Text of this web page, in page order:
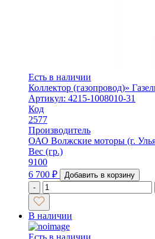
Есть в наличии
Коллектор (газопровод)»
Артикул: 4215-1008010-31
Код
2577
Производитель
ОАО Волжские моторы (г.
Вес (гр.)
9100
6 700 ₽
Добавить в корзину
-
В наличии
Есть в наличии